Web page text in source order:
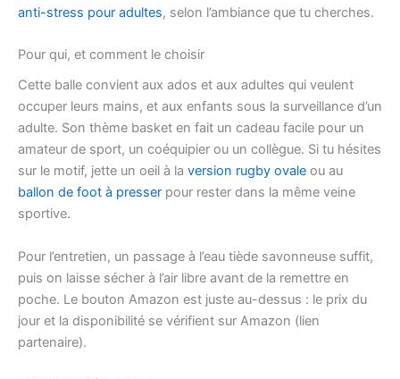
anti-stress pour adultes, selon l’ambiance que tu cherches.
Pour qui, et comment le choisir
Cette balle convient aux ados et aux adultes qui veulent
occuper leurs mains, et aux enfants sous la surveillance d’un
adulte. Son thème basket en fait un cadeau facile pour un
amateur de sport, un coéquipier ou un collègue. Si tu hésites
sur le motif, jette un oeil à la version rugby ovale ou au
ballon de foot à presser pour rester dans la même veine
sportive.
Pour l’entretien, un passage à l’eau tiède savonneuse suffit,
puis on laisse sécher à l’air libre avant de la remettre en
poche. Le bouton Amazon est juste au-dessus : le prix du
jour et la disponibilité se vérifient sur Amazon (lien
partenaire).